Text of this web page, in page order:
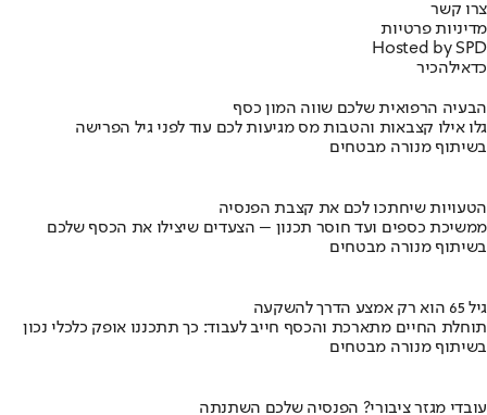
צרו קשר
מדיניות פרטיות
Hosted by SPD
כדאילהכיר
הבעיה הרפואית שלכם שווה המון כסף
גלו אילו קצבאות והטבות מס מגיעות לכם עוד לפני גיל הפרישה
בשיתוף מנורה מבטחים
הטעויות שיחתכו לכם את קצבת הפנסיה
ממשיכת כספים ועד חוסר תכנון – הצעדים שיצילו את הכסף שלכם
בשיתוף מנורה מבטחים
גיל 65 הוא רק אמצע הדרך להשקעה
תוחלת החיים מתארכת והכסף חייב לעבוד: כך תתכננו אופק כלכלי נכון
בשיתוף מנורה מבטחים
עובדי מגזר ציבורי? הפנסיה שלכם השתנתה